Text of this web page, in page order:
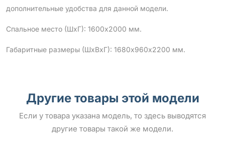
дополнительные удобства для данной модели.
Спальное место (ШхГ): 1600х2000 мм.
Габаритные размеры (ШхВхГ): 1680х960х2200 мм.
Другие товары этой модели
Если у товара указана модель, то здесь выводятся
другие товары такой же модели.